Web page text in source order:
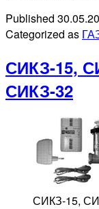
Published
Categorized as
СИКЗ-15,
СИКЗ-32
СИКЗ-15,